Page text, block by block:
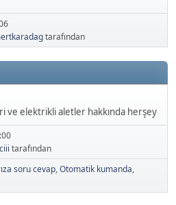
ve elektrikli aletler hakkında herşey
tarafından
soru cevap Otomatik kumanda